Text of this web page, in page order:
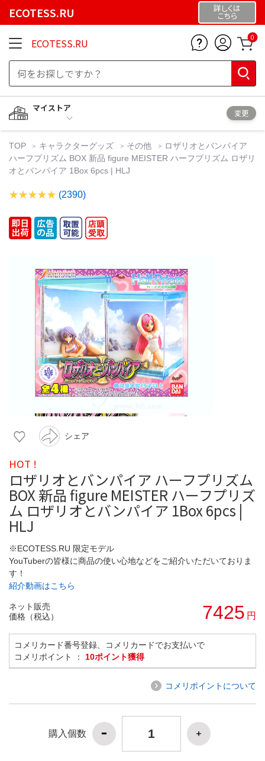
ECOTESS.RU 詳しくは
こちら
ECOTESS.RU 0
マイストア
変更
TOP キャラクターグッズ その他
ロザリオとバンパイア
ハーフプリズム BOX 新品 figure MEISTER ハーフプリズム ロザリ
オとバンパイア 1Box 6pcs | HLJ
(2390)
シェア
HOT !
ロザリオとバンパイア ハーフプリズム
BOX 新品 figure MEISTER ハーフプリズ
ム ロザリオとバンパイア 1Box 6pcs |
HLJ
※ECOTESS.RU 限定モデル
YouTuberの皆様に商品の使い心地などをご紹介いただいておりま
す！
紹介動画はこちら
ネット販売
価格（税込）
7425 円
コメリカード番号登録、コメリカードでお支払いで
コメリポイント ： 10ポイント獲得
コメリポイントについて
購入個数